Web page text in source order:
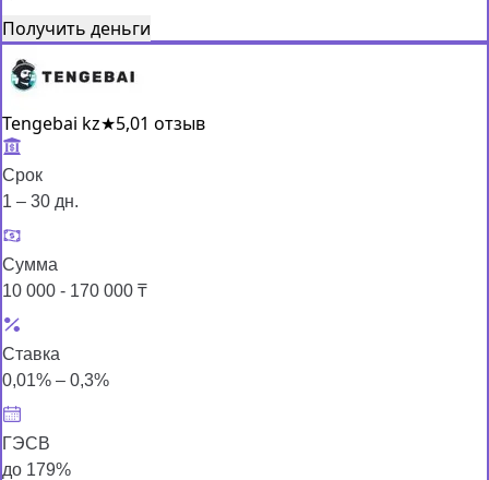
Получить деньги
Tengebai kz★5,01 отзыв
Срок
1 – 30 дн.
Сумма
10 000 - 170 000 ₸
Ставка
0,01% – 0,3%
ГЭСВ
до 179%